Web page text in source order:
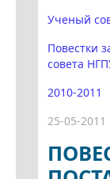
Ученый
Повестки
совета
2010-2011
25-05-2011